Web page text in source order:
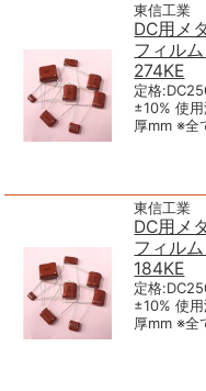
東信工業
DC用メ
フィル
274KE
定格
±10% 使
厚mm ※全
東信工業
DC用メ
フィル
184KE
定格
±10% 使
厚mm ※全